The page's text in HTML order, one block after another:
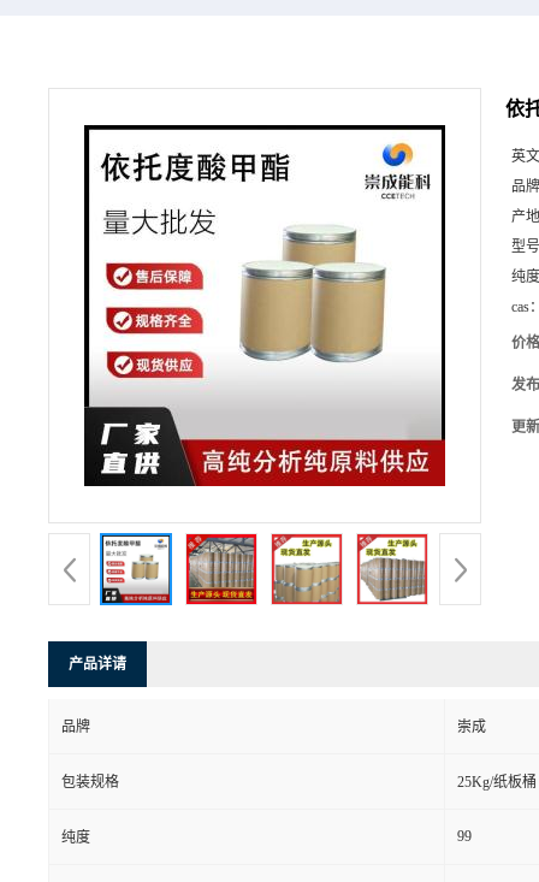
依
英
品
产
型
纯
cas
价
发
更
产品详请
品牌 崇成
包装规格 25Kg/纸板桶
纯度 99